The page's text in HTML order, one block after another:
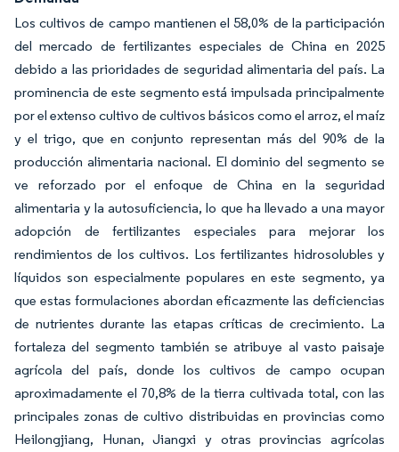
Los cultivos de campo mantienen el 58,0% de la participación
del mercado de fertilizantes especiales de China en 2025
debido a las prioridades de seguridad alimentaria del país. La
prominencia de este segmento está impulsada principalmente
por el extenso cultivo de cultivos básicos como el arroz, el maíz
y el trigo, que en conjunto representan más del 90% de la
producción alimentaria nacional. El dominio del segmento se
ve reforzado por el enfoque de China en la seguridad
alimentaria y la autosuficiencia, lo que ha llevado a una mayor
adopción de fertilizantes especiales para mejorar los
rendimientos de los cultivos. Los fertilizantes hidrosolubles y
líquidos son especialmente populares en este segmento, ya
que estas formulaciones abordan eficazmente las deficiencias
de nutrientes durante las etapas críticas de crecimiento. La
fortaleza del segmento también se atribuye al vasto paisaje
agrícola del país, donde los cultivos de campo ocupan
aproximadamente el 70,8% de la tierra cultivada total, con las
principales zonas de cultivo distribuidas en provincias como
Heilongjiang, Hunan, Jiangxi y otras provincias agrícolas